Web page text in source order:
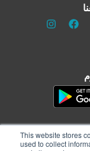
This website stores
used to collect